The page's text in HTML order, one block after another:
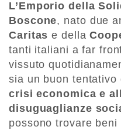
L’Emporio della
Boscone, nato due
Caritas e della
tanti italiani a far
vissuto
sia un buon tentativo
crisi economica e
disuguaglianze
possono trovare